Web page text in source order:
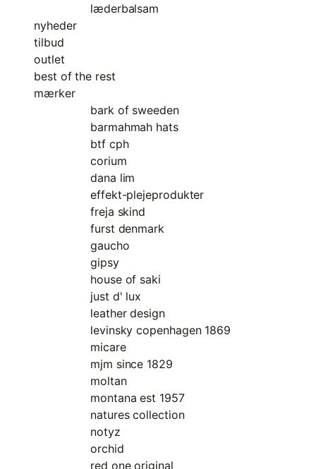
læderbalsam
nyheder
tilbud
outlet
best of the rest
mærker
bark of sweeden
barmahmah hats
btf cph
corium
dana lim
effekt-plejeprodukter
freja skind
furst denmark
gaucho
gipsy
house of saki
just d' lux
leather design
levinsky copenhagen 1869
micare
mjm since 1829
moltan
montana est 1957
natures collection
notyz
orchid
red one original